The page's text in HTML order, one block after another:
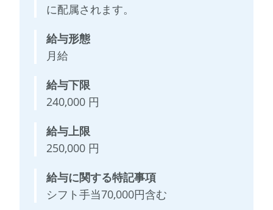
に配属されます。
給与形態
月給
給与下限
240,000 円
給与上限
250,000 円
給与に関する特記事項
シフト手当70,000円含む